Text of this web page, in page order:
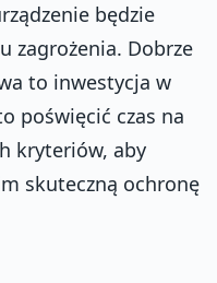
będzie
zagrożenia. Dobrze
to inwestycja w
poświęcić czas na
kryteriów, aby
skuteczną ochronę